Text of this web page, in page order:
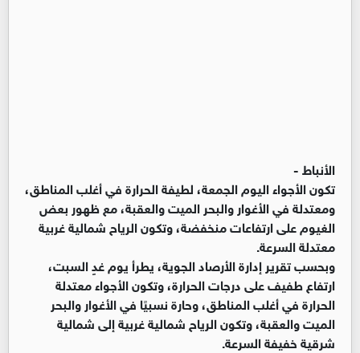
الأنباط -
تكون الأجواء اليوم الجمعة، لطيفة الحرارة في أغلب المناطق،
ومعتدلة في الأغوار والبحر الميت والعقبة، مع ظهور بعض
الغيوم على ارتفاعات منخفضة، وتكون الرياح شمالية غربية
معتدلة السرعة.
وبحسب تقرير إدارة الأرصاد الجوية، يطرأ يوم غدٍ السبت،
ارتفاع طفيف على درجات الحرارة، وتكون الأجواء معتدلة
الحرارة في أغلب المناطق، وحارة نسبيًا في الأغوار والبحر
الميت والعقبة، وتكون الرياح شمالية غربية إلى شمالية
شرقية خفيفة السرعة.